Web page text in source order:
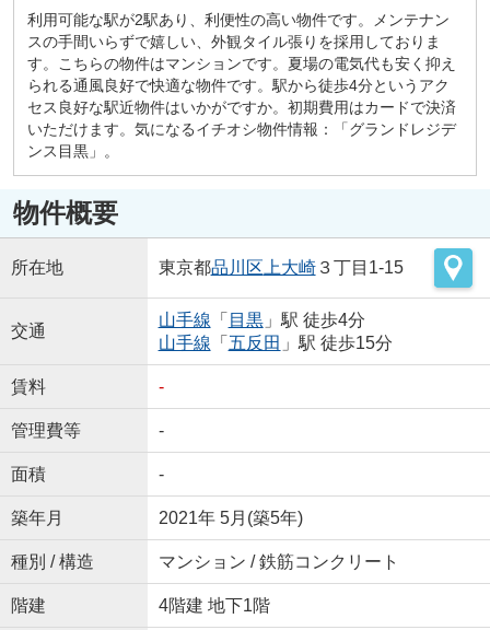
利用可能な駅が2駅あり、利便性の高い物件です。メンテナン
スの手間いらずで嬉しい、外観タイル張りを採用しておりま
す。こちらの物件はマンションです。夏場の電気代も安く抑え
られる通風良好で快適な物件です。駅から徒歩4分というアク
セス良好な駅近物件はいかがですか。初期費用はカードで決済
いただけます。気になるイチオシ物件情報：「グランドレジデ
ンス目黒」。
物件概要
所在地 東京都品川区上大崎３丁目1-15
交通
山手線 「 目黒」駅 徒歩4分
山手線 「 五反田 」駅 徒歩15分
賃料 -
管理費等 -
面積 -
築年月 2021年 5月(築5年)
種別 / 構造 マンション / 鉄筋コンクリート
階建 4階建 地下1階